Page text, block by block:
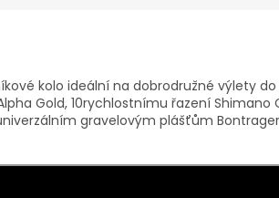
kolo ideální na dobrodružné výlety
Gold, 10rychlostnímu řazení Shimano
gravelovým plášťům